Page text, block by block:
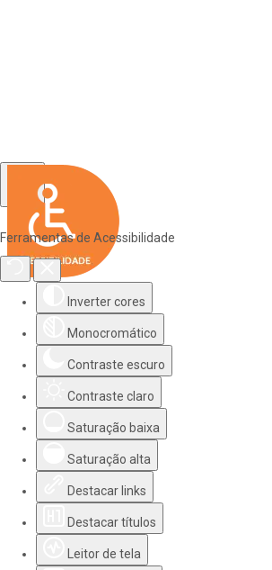
Ferramentas de Acessibilidade
Inverter cores
Monocromático
Contraste escuro
Contraste claro
Saturação baixa
Saturação alta
Destacar links
Destacar títulos
Leitor de tela